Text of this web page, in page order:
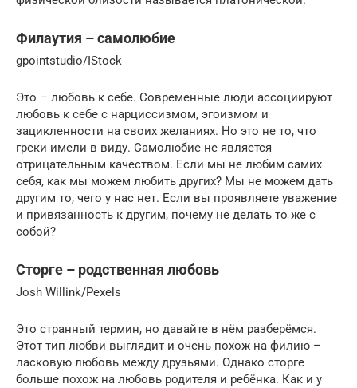
Филаутия – самолюбие
gpointstudio/IStock
Это – любовь к себе. Современные люди ассоциируют
любовь к себе с нарциссизмом, эгоизмом и
зацикленности на своих желаниях. Но это не то, что
греки имели в виду. Самолюбие не является
отрицательным качеством. Если мы не любим самих
себя, как мы можем любить других? Мы не можем дать
другим то, чего у нас нет. Если вы проявляете уважение
и привязанность к другим, почему не делать то же с
собой?
Сторге – родственная любовь
Josh Willink/Pexels
Это странный термин, но давайте в нём разберёмся.
Этот тип любви выглядит и очень похож на филию –
ласковую любовь между друзьями. Однако сторге
больше похож на любовь родителя и ребёнка. Как и у